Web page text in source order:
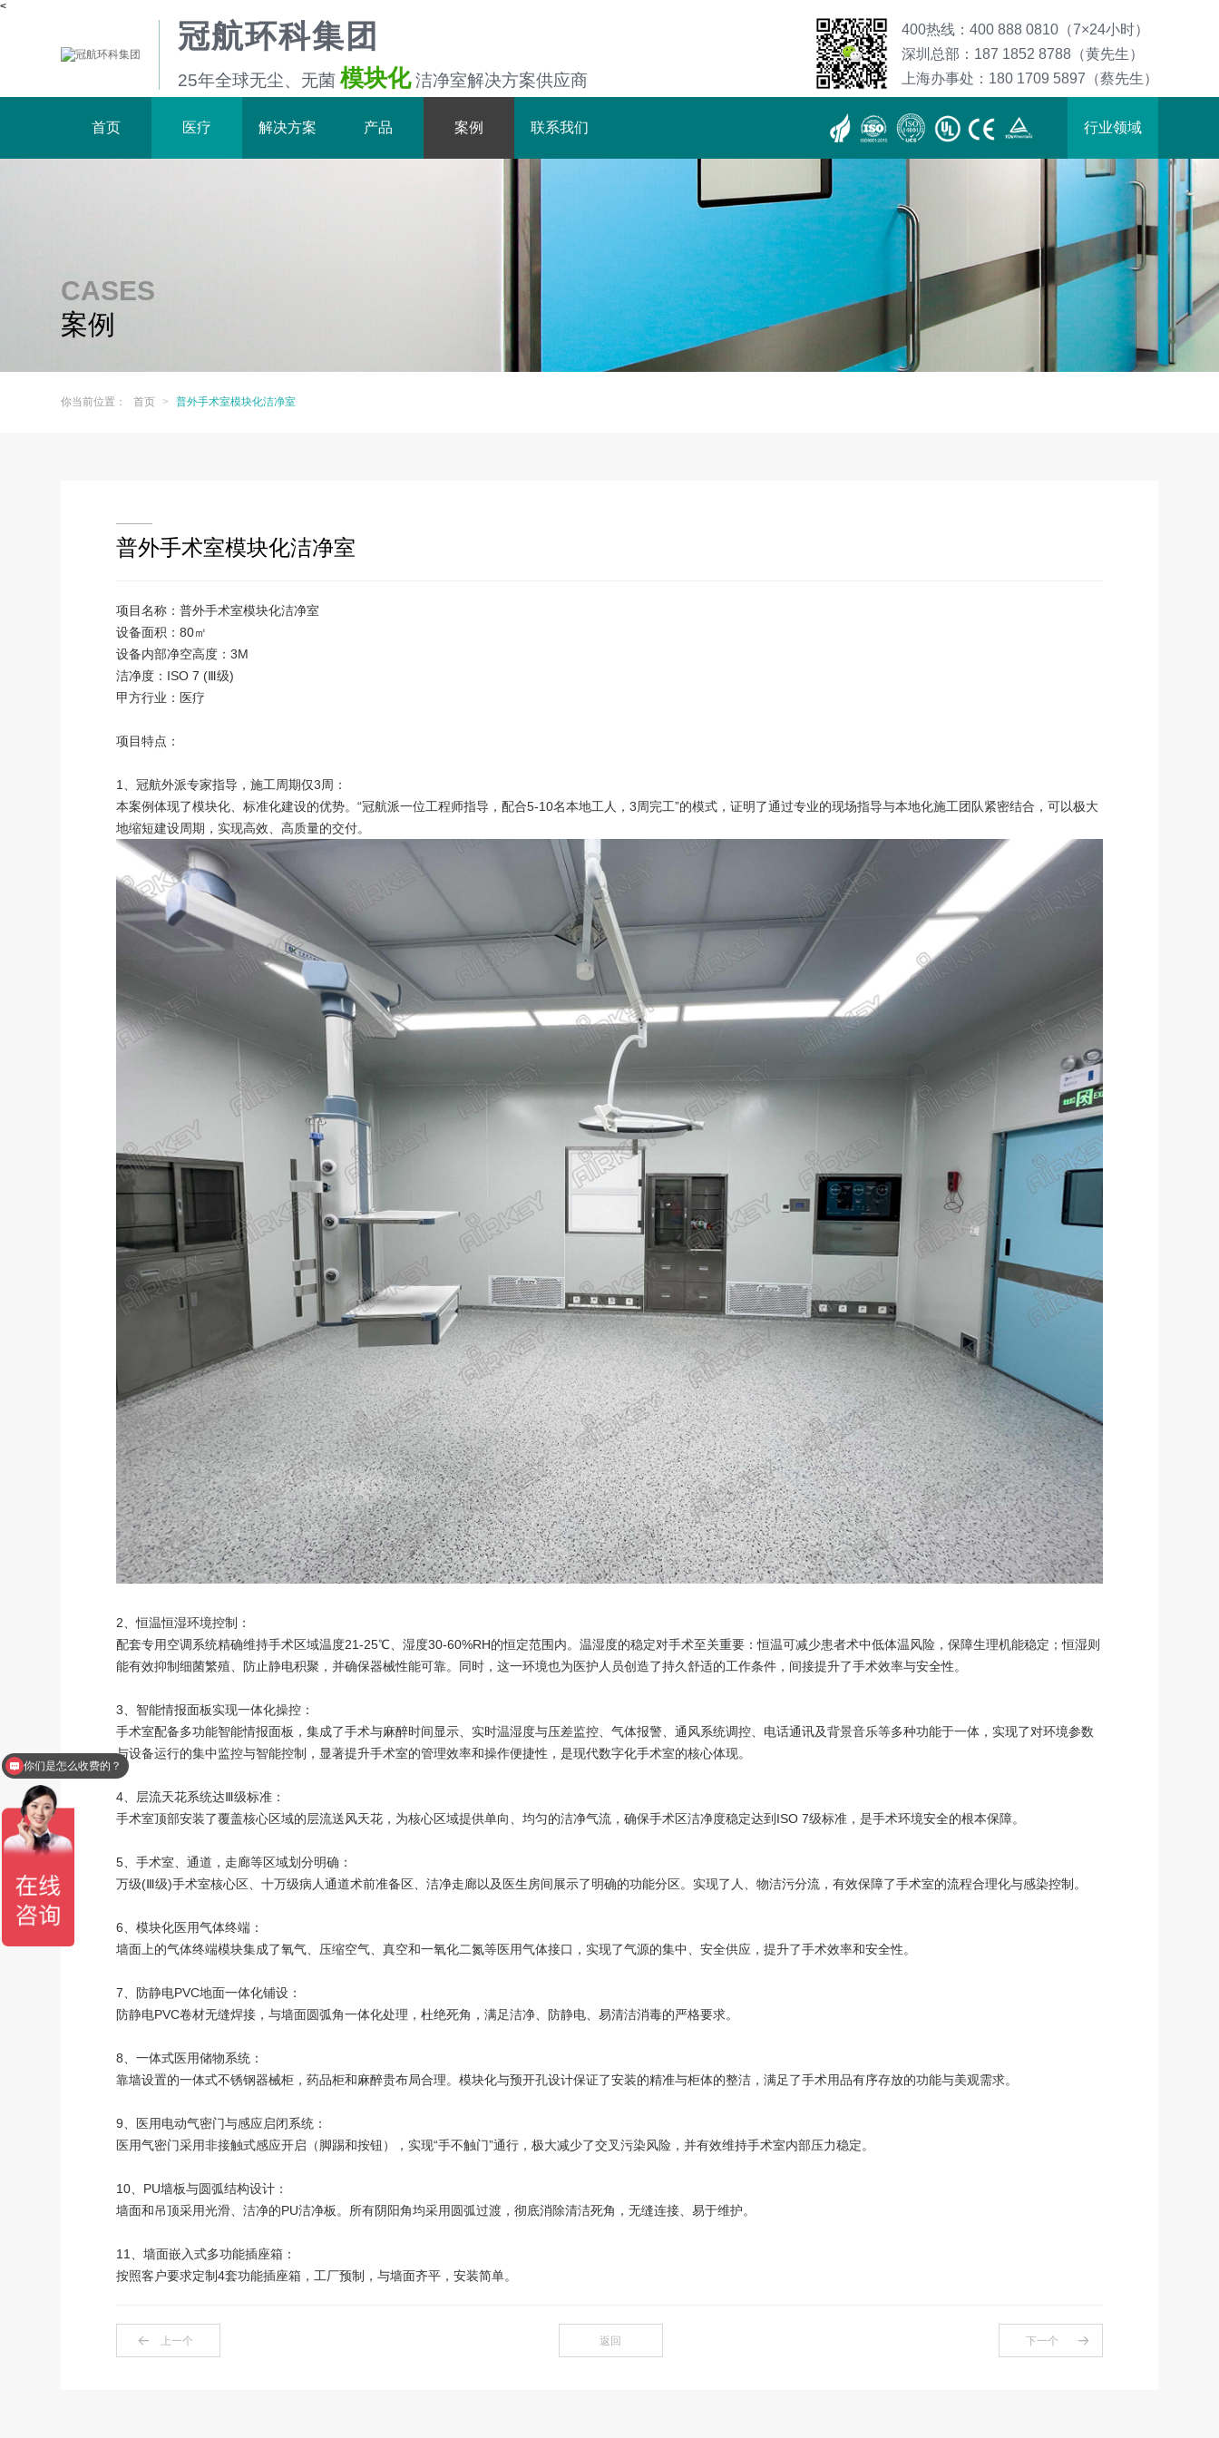
<
冠航环科集团
25年全球无尘、无菌 模块化 洁净室解决方案供应商
400热线：400 888 0810（7×24小时）
深圳总部：187 1852 8788（黄先生）
上海办事处：180 1709 5897（蔡先生）
首页 医疗 解决方案 产品 案例 联系我们 行业领域
CASES
案例
你当前位置： 首页 > 普外手术室模块化洁净室
普外手术室模块化洁净室
项目名称：普外手术室模块化洁净室
设备面积：80㎡
设备内部净空高度：3M
洁净度：ISO 7 (Ⅲ级)
甲方行业：医疗
项目特点：
1、冠航外派专家指导，施工周期仅3周：
本案例体现了模块化、标准化建设的优势。“冠航派一位工程师指导，配合5-10名本地工人，3周完工”的模式，证明了通过专业的现场指导与本地化施工团队紧密结合，可以极大
地缩短建设周期，实现高效、高质量的交付。
2、恒温恒湿环境控制：
配套专用空调系统精确维持手术区域温度21-25℃、湿度30-60%RH的恒定范围内。温湿度的稳定对手术至关重要：恒温可减少患者术中低体温风险，保障生理机能稳定；恒湿则
能有效抑制细菌繁殖、防止静电积聚，并确保器械性能可靠。同时，这一环境也为医护人员创造了持久舒适的工作条件，间接提升了手术效率与安全性。
3、智能情报面板实现一体化操控：
手术室配备多功能智能情报面板，集成了手术与麻醉时间显示、实时温湿度与压差监控、气体报警、通风系统调控、电话通讯及背景音乐等多种功能于一体，实现了对环境参数
与设备运行的集中监控与智能控制，显著提升手术室的管理效率和操作便捷性，是现代数字化手术室的核心体现。
4、层流天花系统达Ⅲ级标准：
手术室顶部安装了覆盖核心区域的层流送风天花，为核心区域提供单向、均匀的洁净气流，确保手术区洁净度稳定达到ISO 7级标准，是手术环境安全的根本保障。
5、手术室、通道，走廊等区域划分明确：
万级(Ⅲ级)手术室核心区、十万级病人通道术前准备区、洁净走廊以及医生房间展示了明确的功能分区。实现了人、物洁污分流，有效保障了手术室的流程合理化与感染控制。
6、模块化医用气体终端：
墙面上的气体终端模块集成了氧气、压缩空气、真空和一氧化二氮等医用气体接口，实现了气源的集中、安全供应，提升了手术效率和安全性。
7、防静电PVC地面一体化铺设：
防静电PVC卷材无缝焊接，与墙面圆弧角一体化处理，杜绝死角，满足洁净、防静电、易清洁消毒的严格要求。
8、一体式医用储物系统：
靠墙设置的一体式不锈钢器械柜，药品柜和麻醉贵布局合理。模块化与预开孔设计保证了安装的精准与柜体的整洁，满足了手术用品有序存放的功能与美观需求。
9、医用电动气密门与感应启闭系统：
医用气密门采用非接触式感应开启（脚踢和按钮），实现“手不触门”通行，极大减少了交叉污染风险，并有效维持手术室内部压力稳定。
10、PU墙板与圆弧结构设计：
墙面和吊顶采用光滑、洁净的PU洁净板。所有阴阳角均采用圆弧过渡，彻底消除清洁死角，无缝连接、易于维护。
11、墙面嵌入式多功能插座箱：
按照客户要求定制4套功能插座箱，工厂预制，与墙面齐平，安装简单。
上一个 返回 下一个
现在有优惠活动么？